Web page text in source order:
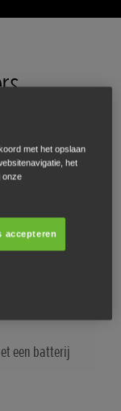
een batterij
met het opslaan
het
onze
accepteren